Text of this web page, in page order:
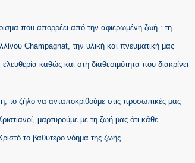
που απορρέει από την αφιερωμένη ζωή : τη
Champagnat, την υλική και πνευματική μας
καθώς και στη διαθεσιμότητα που διακρίνει
το ζήλο να ανταποκριθούμε στις προσωπικές μας
μαρτυρούμε με τη ζωή μας ότι κάθε
το βαθύτερο νόημα της ζωής.